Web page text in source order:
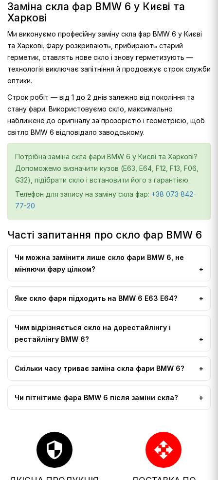
Заміна скла фар BMW 6 у Києві та
Харкові
Ми виконуємо професійну заміну скла фар BMW 6 у Києві
та Харкові. Фару розкривають, прибирають старий
герметик, ставлять нове скло і знову герметизують —
технологія виключає запітніння й продовжує строк служби
оптики.
Строк робіт — від 1 до 2 днів залежно від покоління та
стану фари. Використовуємо скло, максимально
наближене до оригіналу за прозорістю і геометрією, щоб
світло BMW 6 відповідало заводському.
Потрібна заміна скла фари BMW 6 у Києві та Харкові?
Допоможемо визначити кузов (E63, E64, F12, F13, F06,
G32), підібрати скло і встановити його з гарантією.
Телефон для запису на заміну скла фар: +38 073 842-
77-20
Часті запитання про скло фар BMW 6
Чи можна замінити лише скло фари BMW 6, не
міняючи фару цілком?
Яке скло фари підходить на BMW 6 E63 E64?
Чим відрізняється скло на дорестайлінгу і
рестайлінгу BMW 6?
Скільки часу триває заміна скла фари BMW 6?
Чи пітнітиме фара BMW 6 після заміни скла?
security open_with